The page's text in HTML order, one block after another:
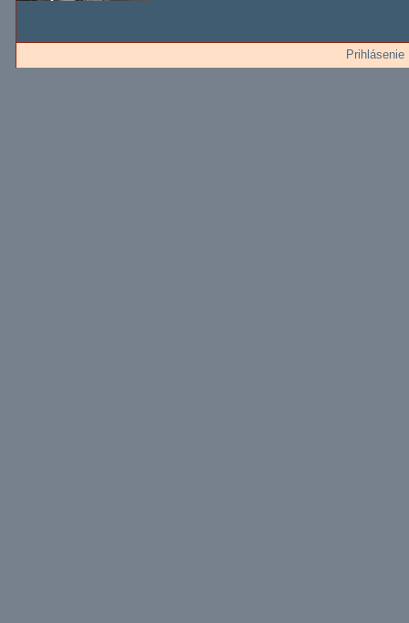
Prihlásenie